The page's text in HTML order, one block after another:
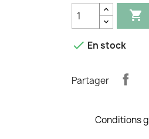

 En stock
Partager
Conditions